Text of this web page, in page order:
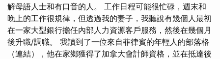
解母語人士和有口音的人。 工作日程可能很忙碌，週末和
晚上的工作很規律，但透過我的妻子，我聽說有幾個人最初
在一家大型銀行擔任內部人力資源客戶服務，然後在幾個月
後升職/調職。 我讀到了一位來自菲律賓的年輕人的部落格
（連結），他在家鄉獲得了加拿大會計師資格，並在抵達後